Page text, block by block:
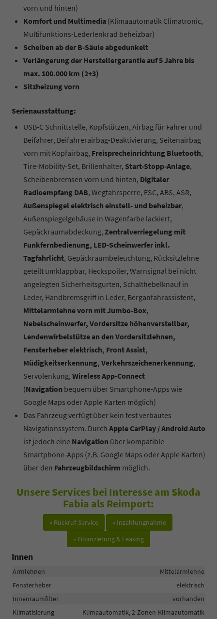
vorn und hinten)
Komfort und Multimedia (Klimaautomatik Climatronic,
Multifunktions-Lederlenkrad beheizbar)
Scheiben ab der B-Säule abgedunkelt
Verlängerung der Herstellergarantie auf 5 Jahre bis
max. 100.000 km (2+3)
Sitzheizung vorn
Serienausstattung:
USB-C Schnittstelle, Kopfstützen, Airbag für Fahrer und
Beifahrer, Beifahrerairbag-Deaktivierung, Seitenairbag
vorn mit Kopfairbag, Freisprecheinrichtung Bluetooth,
Tire-Mobility-Set, Brillenhalter, Start-Stopp-Anlage,
Scheibenbremsen vorn und hinten, Digitaler
Radioempfang DAB, Wegfahrsperre, ESC, ABS, ASR,
Außenspiegel elektrisch einstell- und beheizbar,
Außenspiegelgehäuse in Wagenfarbe lackiert,
Gepäckraumabdeckung, Zentralverriegelung mit
Funkfernbedienung, LED-Scheinwerfer inkl.
Tagfahrlicht, Gepäckraumbeleuchtung, Rücksitzlehne
geteilt umklappbar, Heckspoiler, Warnsignal bei nicht
angelegten Sicherheitsgurten, Schalthebelknauf in
Leder, Handbremsgriff in Leder, Berganfahrassistent,
Mittelarmlehne vorn mit Jumbo-Box,
Nebelscheinwerfer, Vordersitze höhenverstellbar,
Lendenwirbelstütze an den Vordersitzlehnen,
Fensterheber elektrisch, Front Assist,
Müdigkeitserkennung, Verkehrszeichenerkennung,
Servolenkung, Wireless App-Connect
(Navigation bequem über Smartphone-Apps wie
Google Maps oder Apple Karten möglich)
Das Fahrzeug verfügt über kein fest verbautes
Navigationssystem. Durch Apple CarPlay / Android Auto
ist jedoch eine Navigation über kompatible
Smartphone-Apps (z.B. Google Maps oder Apple Karten)
über den Fahrzeugbildschirm möglich.
Unsere Services bei Interesse am Skoda
Fabia als Reimport:
» Rückruf-Service
» Inzahlungnahme
» Finanzierung & Leasing
Innen
Armlehnen
Mittelarmlehne
Fensterheber
elektrisch
Innenraumfilter
vorhanden
Klimatisierung
Klimaautomatik, 2-Zonen-Klimaautomatik